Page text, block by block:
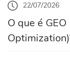
22/07/2026
O que é